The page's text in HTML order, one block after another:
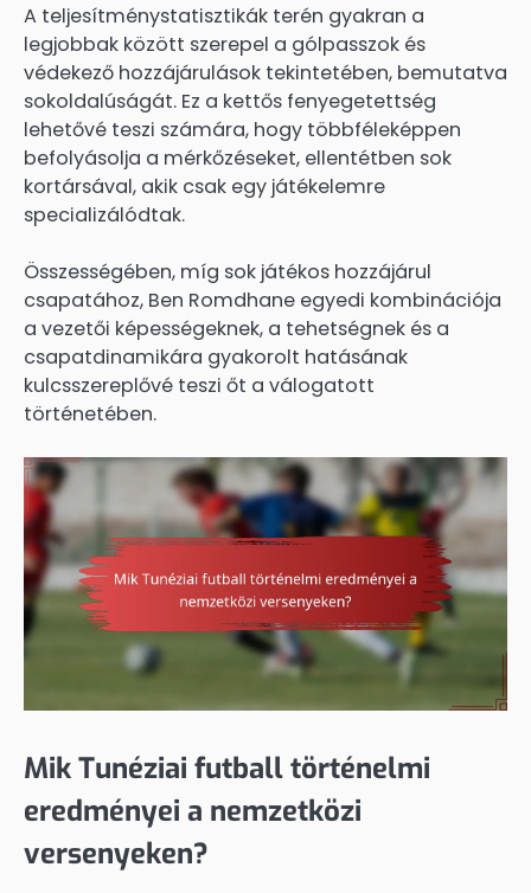
A teljesítménystatisztikák terén gyakran a
legjobbak között szerepel a gólpasszok és
védekező hozzájárulások tekintetében, bemutatva
sokoldalúságát. Ez a kettős fenyegetettség
lehetővé teszi számára, hogy többféleképpen
befolyásolja a mérkőzéseket, ellentétben sok
kortársával, akik csak egy játékelemre
specializálódtak.
Összességében, míg sok játékos hozzájárul
csapatához, Ben Romdhane egyedi kombinációja
a vezetői képességeknek, a tehetségnek és a
csapatdinamikára gyakorolt hatásának
kulcsszereplővé teszi őt a válogatott
történetében.
Mik Tunéziai futball történelmi
eredményei a nemzetközi
versenyeken?